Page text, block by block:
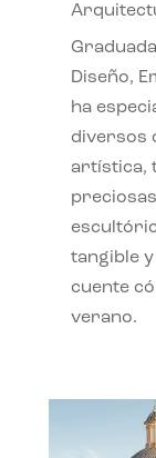
Diseño,
ha
diversos
artística,
tangible
cuente
verano.